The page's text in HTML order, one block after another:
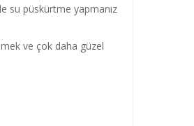
su püskürtme yapmanız
ve çok daha güzel